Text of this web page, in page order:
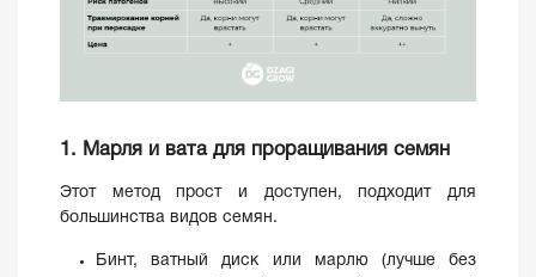
1. Марля и вата для проращивания семян
Этот метод прост и доступен, подходит для
большинства видов семян.
Бинт, ватный диск или марлю (лучше без